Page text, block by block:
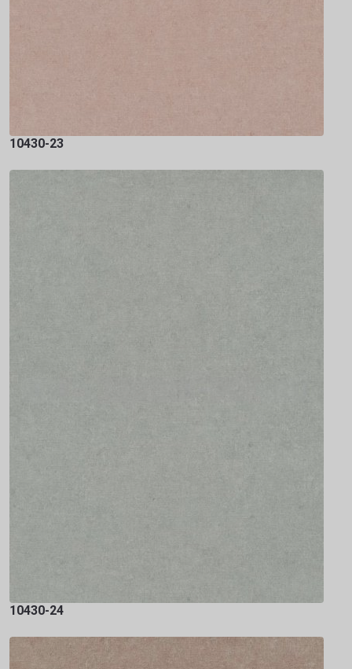
10430-23
10430-24